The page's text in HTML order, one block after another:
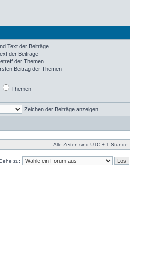
Text der Beiträge
der Beiträge
der Themen
Beitrag der Themen
Themen
Zeichen der Beiträge anzeigen
Alle Zeiten sind UTC + 1 Stunde
zu: